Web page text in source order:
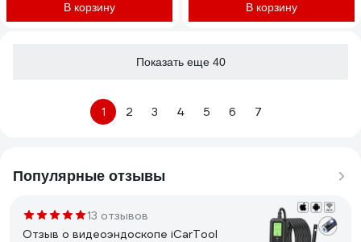
В корзину В корзину
Показать еще 40
1 2 3 4 5 6 7
Популярные отзывы
13 отзывов
Отзыв о видеоэндоскопе iCarTool